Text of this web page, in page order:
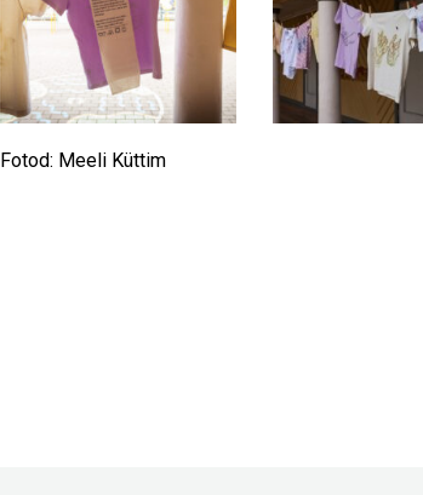
Fotod: Meeli Küttim